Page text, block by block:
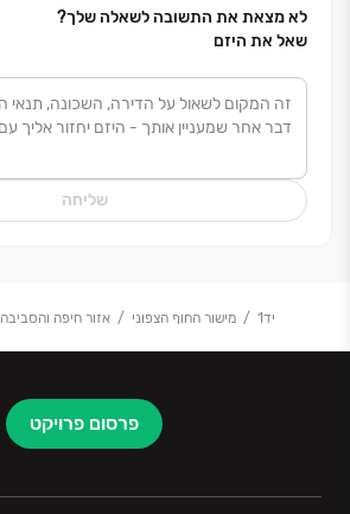
לא מצאת את התשובה לשאלה שלך?
שאל את היזם
שליחה
יד1 מישור החוף הצפוני אזור חיפה והסביבה
פרסום פרויקט